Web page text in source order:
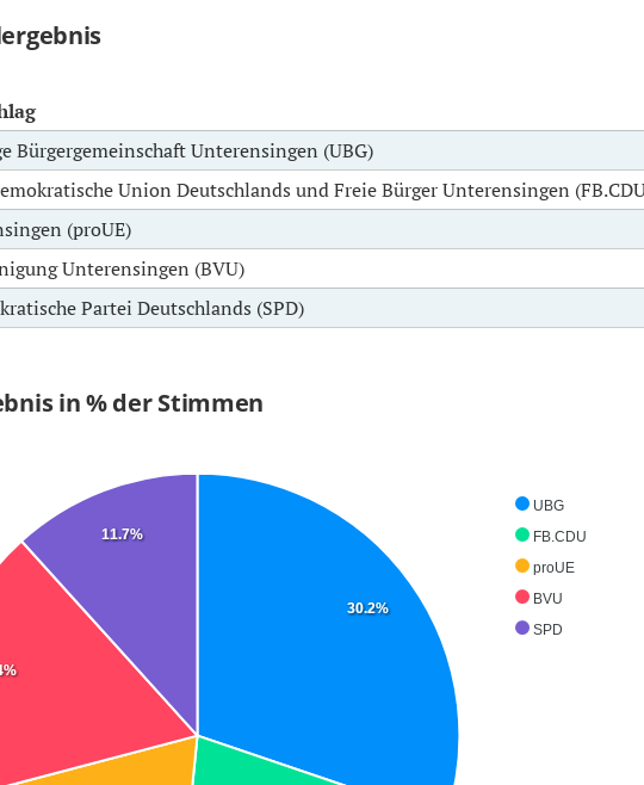
Bürgergemeinschaft Unterensingen (UBG)
Union Deutschlands und Freie Bürger Unterensingen
(proUE)
Unterensingen (BVU)
Partei Deutschlands (SPD)
in % der Stimmen
UBG
FB.CDU
proUE
BVU
SPD
30.2%
11.7%